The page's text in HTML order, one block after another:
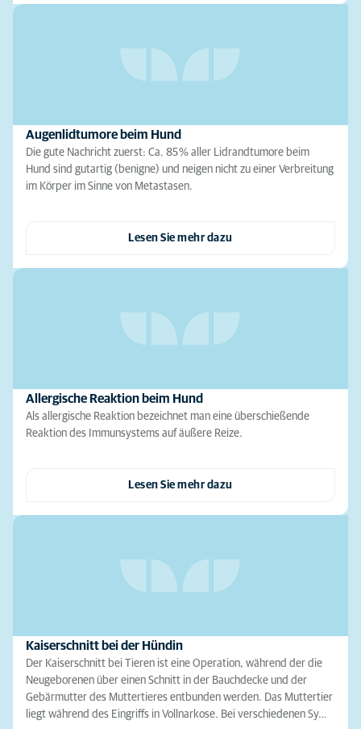
Augenlidtumore beim Hund
Die gute Nachricht zuerst: Ca. 85 % aller Lidrandtumore beim
Hund sind gutartig (benigne) und neigen nicht zu einer Verbreitung
im Körper im Sinne von Metastasen.
Lesen Sie mehr dazu
Allergische Reaktion beim Hund
Als allergische Reaktion bezeichnet man eine überschießende
Reaktion des Immunsystems auf äußere Reize.
Lesen Sie mehr dazu
Kaiserschnitt bei der Hündin
Der Kaiserschnitt bei Tieren ist eine Operation, während der die
Neugeborenen über einen Schnitt in der Bauchdecke und der
Gebärmutter des Muttertieres entbunden werden. Das Muttertier
liegt während des Eingriffs in Vollnarkose. Bei verschiedenen Sy…